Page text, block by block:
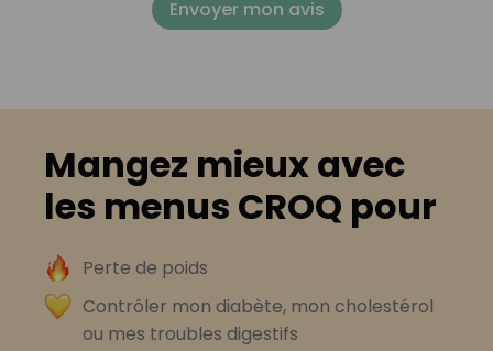
Envoyer mon avis
Mangez mieux avec
les menus CROQ pour
Perte de poids
Contrôler mon diabète, mon cholestérol
ou mes troubles digestifs